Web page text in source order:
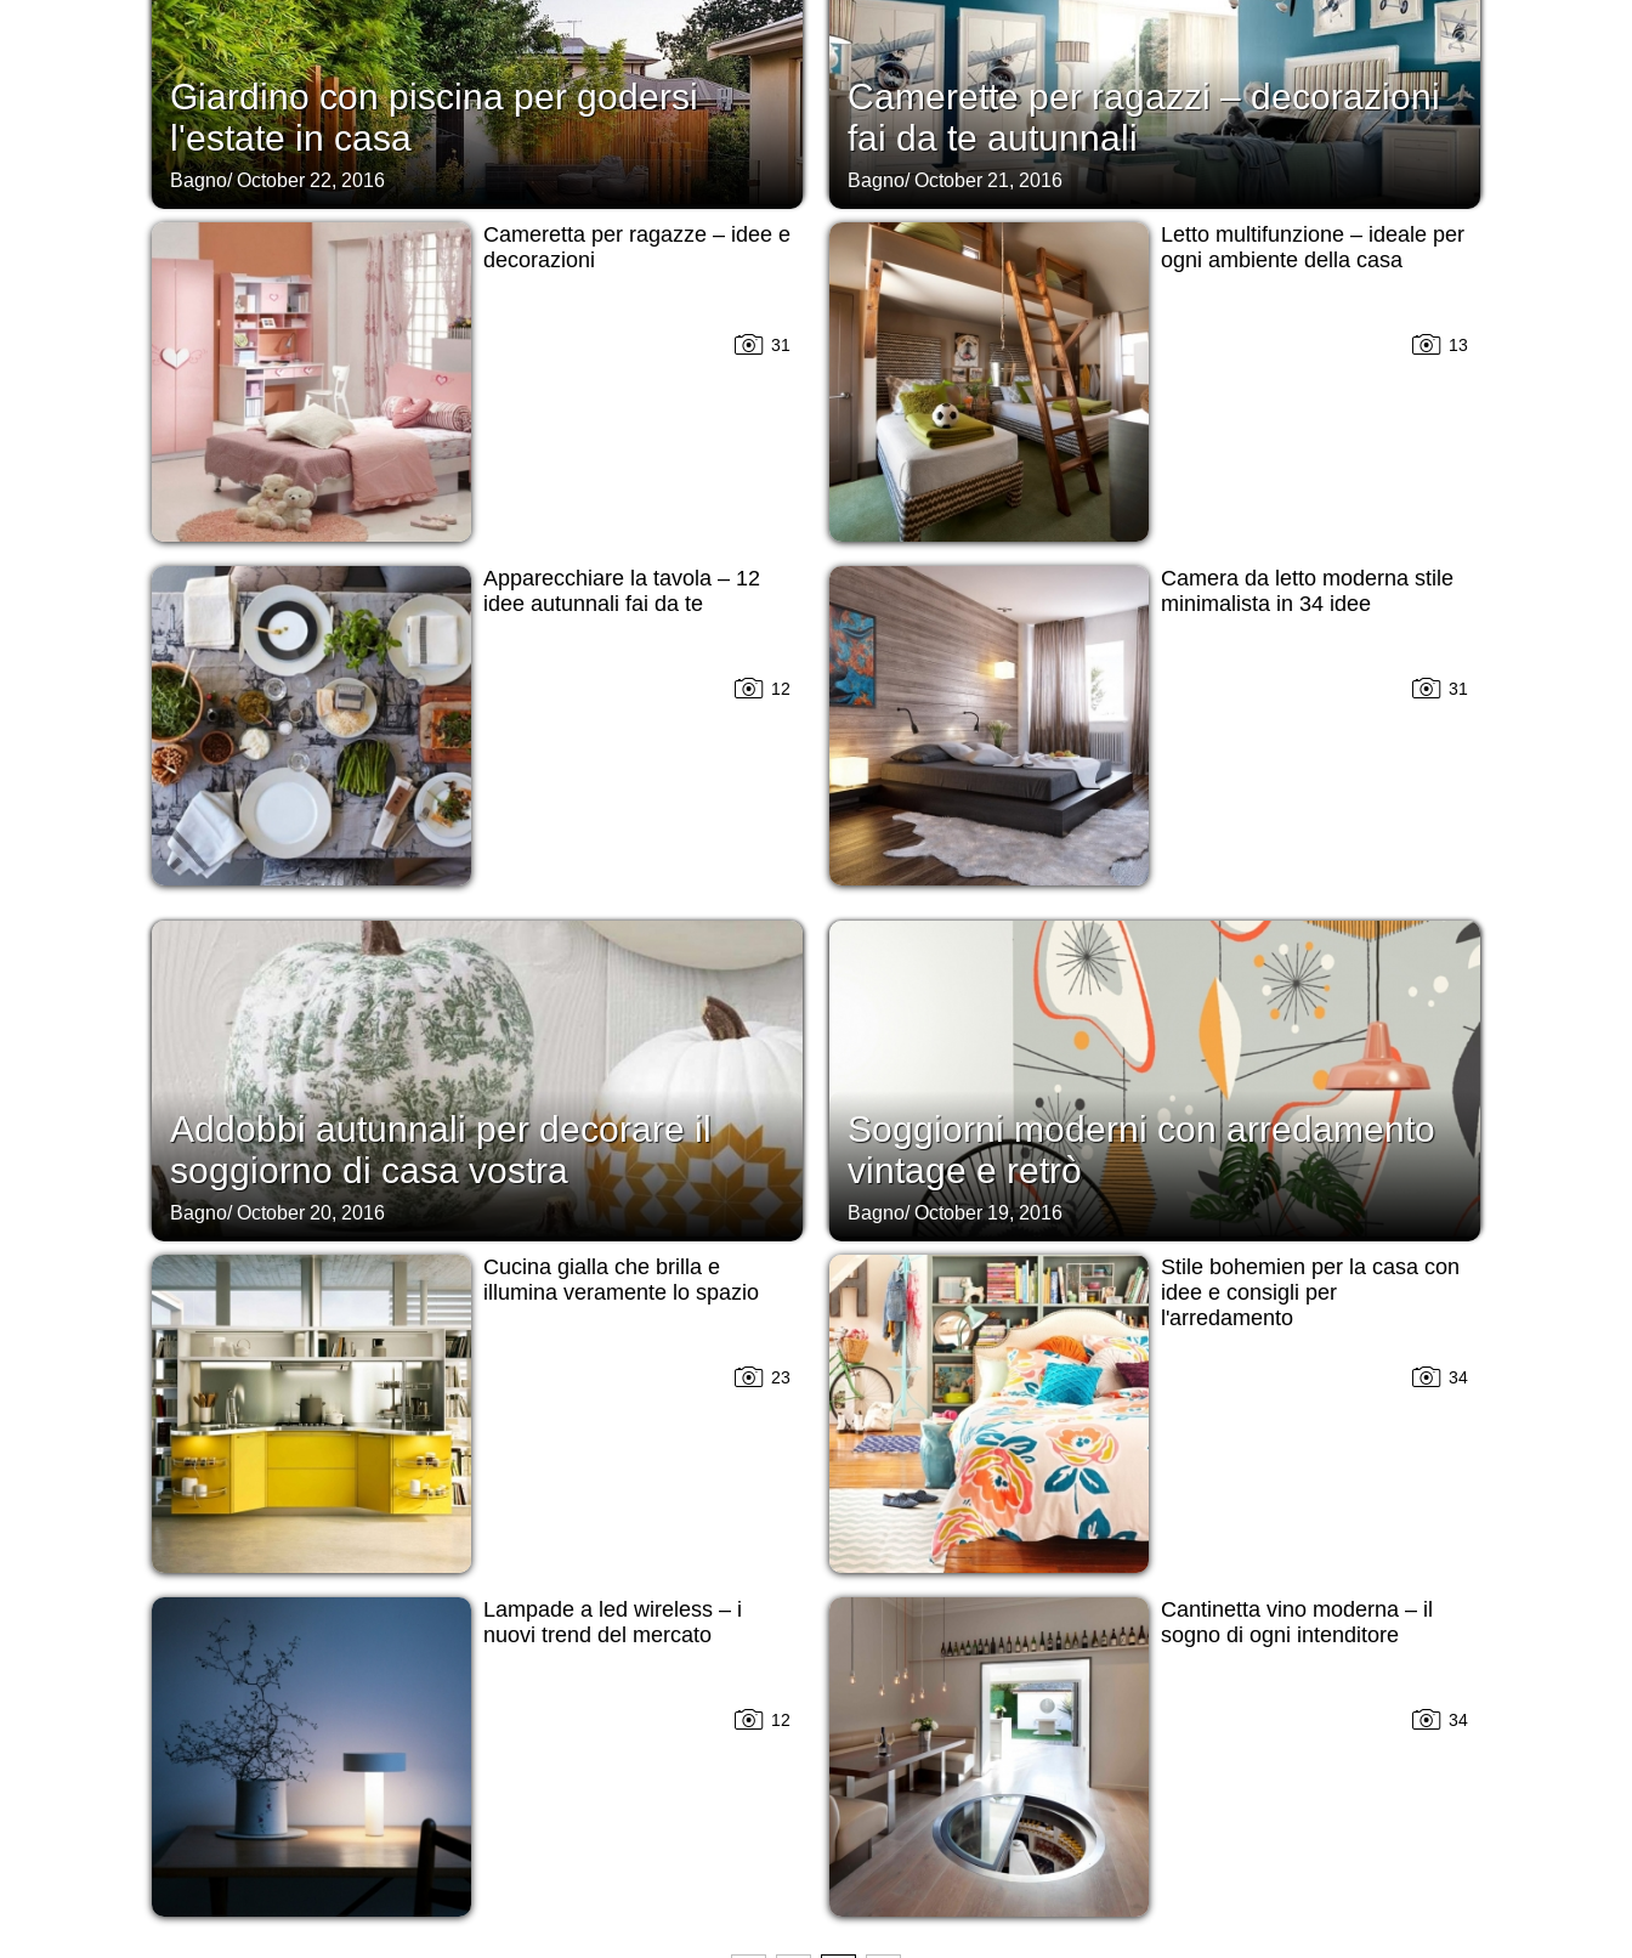
Giardino con piscina per godersi
l'estate in casa
Bagno/October 22, 2016
Camerette per ragazzi – decorazioni
fai da te autunnali
Bagno/October 21, 2016
Cameretta per ragazze – idee e
decorazioni
31
Letto multifunzione – ideale per
ogni ambiente della casa
13
Apparecchiare la tavola – 12
idee autunnali fai da te
12
Camera da letto moderna stile
minimalista in 34 idee
31
Addobbi autunnali per decorare il
soggiorno di casa vostra
Bagno/October 20, 2016
Soggiorni moderni con arredamento
vintage e retrò
Bagno/October 19, 2016
Cucina gialla che brilla e
illumina veramente lo spazio
23
Stile bohemien per la casa con
idee e consigli per
l'arredamento
34
Lampade a led wireless – i
nuovi trend del mercato
12
Cantinetta vino moderna – il
sogno di ogni intenditore
34